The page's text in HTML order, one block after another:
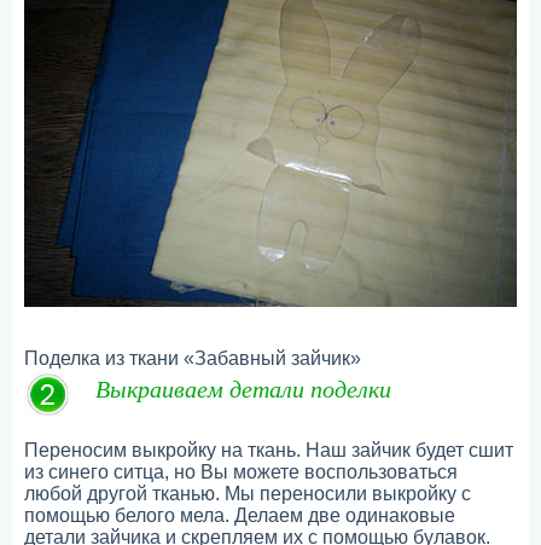
Поделка из ткани «Забавный зайчик»
Выкраиваем детали поделки
Переносим выкройку на ткань. Наш зайчик будет сшит
из синего ситца, но Вы можете воспользоваться
любой другой тканью. Мы переносили выкройку с
помощью белого мела. Делаем две одинаковые
детали зайчика и скрепляем их с помощью булавок.